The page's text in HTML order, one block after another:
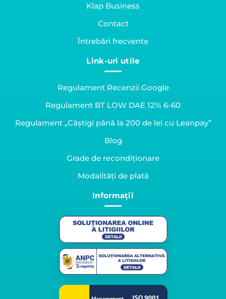
Klap Business
Contact
Întrebări frecvente
Link-uri utile
Regulament Recenzii Google
Regulament BT LOW DAE 12% 6-60
Regulament „Câștigi până la 200 de lei cu Leanpay”
Blog
Grade de recondiționare
Modalități de plată
Informații